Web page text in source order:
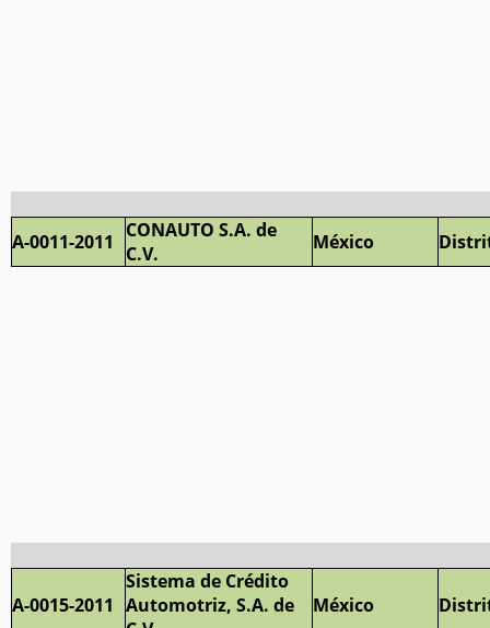
A-0011-2011
CONAUTO S.A. de
C.V.
México
A-0015-2011
Sistema de Crédito
Automotriz, S.A. de
México